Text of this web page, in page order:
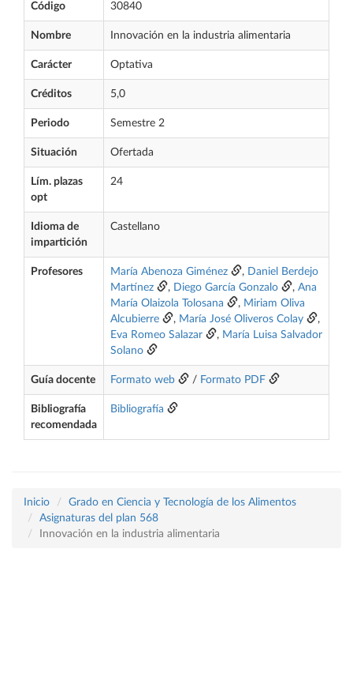
Código 30840
Nombre Innovación en la industria alimentaria
Carácter Optativa
Créditos 5,0
Periodo Semestre 2
Situación Ofertada
Lím. plazas
opt
24
Idioma de
impartición
Castellano
Profesores María Abenoza Giménez , Daniel Berdejo
Martínez
, Diego García Gonzalo , Ana
María Olaizola Tolosana
, Miriam Oliva
Alcubierre
, María José Oliveros Colay
,
Eva Romeo Salazar
, María Luisa Salvador
Solano
Guía docente Formato web / Formato PDF
Bibliografía
recomendada
Bibliografía
Inicio
Grado en Ciencia y Tecnología de los Alimentos
Asignaturas del plan 568
Innovación en la industria alimentaria